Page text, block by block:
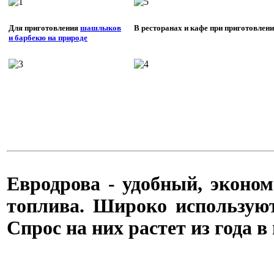
Для приготовления шашлыков
и барбекю на природе
В ресторанах и кафе при
Евродрова - удобный,
топлива. Широко
Спрос на них растет из года в